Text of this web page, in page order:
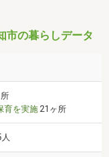
市の暮らしデータ
育を実施 21ヶ所